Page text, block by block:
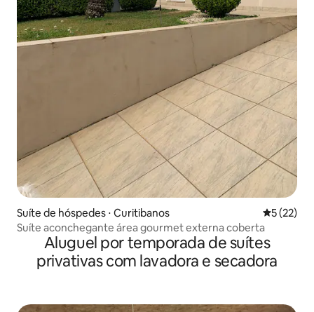
Suíte de hóspedes ⋅ Curitibanos 5 de uma
5 (22)
Suíte aconchegante área gourmet externa coberta
Aluguel por temporada de suítes
privativas com lavadora e secadora